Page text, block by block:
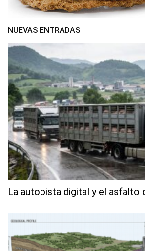
NUEVAS ENTRADAS
La autopista digital y el asfalto